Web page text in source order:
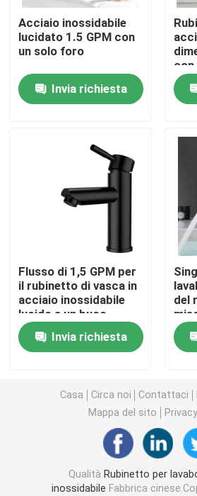
Contattaci
Notizia
Rubinetto per lavabo in acciaio
Rubinetto del bagno di acciaio
Rubinetto della cucina di
Singolo miscelatore del bacino
Miscelatore caldo e freddo del
Singolo rubinetto freddo del
Rubinetto di lavaggio del piatto
Rubinetto celato
Acciaio inossidabile
lucidato 1.5 GPM con
un solo foro
Invia richiesta
con
Flusso di 1,5 GPM per
il rubinetto di vasca in
acciaio inossidabile
lucido a un buco
Invia richiesta
del
Casa Circa noi Contattaci
Mappa del sito
Qualità Rubinetto per
inossidabile Fabbrica